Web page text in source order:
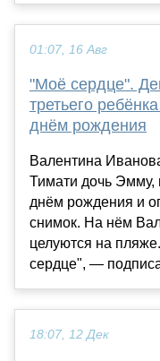
01:07, 16 Авг
"Моё сердце".
третьего
днём рождения
Валентина
Тимати дочь Эмму,
днём рождения и
снимок. На нём
целуются на
сердце", —
18:07, 12 Дек